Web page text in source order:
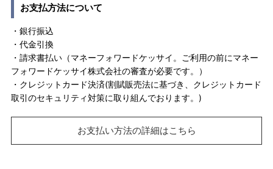
お支払方法について
・銀行振込
・代金引換
・請求書払い（マネーフォワードケッサイ。ご利用の前にマネー
フォワードケッサイ株式会社の審査が必要です。）
・クレジットカード決済(割賦販売法に基づき、クレジットカード
取引のセキュリティ対策に取り組んでおります。)
お支払い方法の詳細はこちら